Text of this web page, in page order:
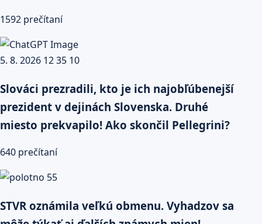
1592 prečítaní
Slováci prezradili, kto je ich najobľúbenejší
prezident v dejinách Slovenska. Druhé
miesto prekvapilo! Ako skončil Pellegrini?
640 prečítaní
STVR oznámila veľkú obmenu. Vyhadzov sa